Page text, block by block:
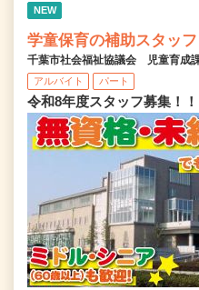
NEW
学童保育の補助スタッ
千葉市社会福祉協議会 児童育成
アルバイト パート
令和8年度スタッフ募集！